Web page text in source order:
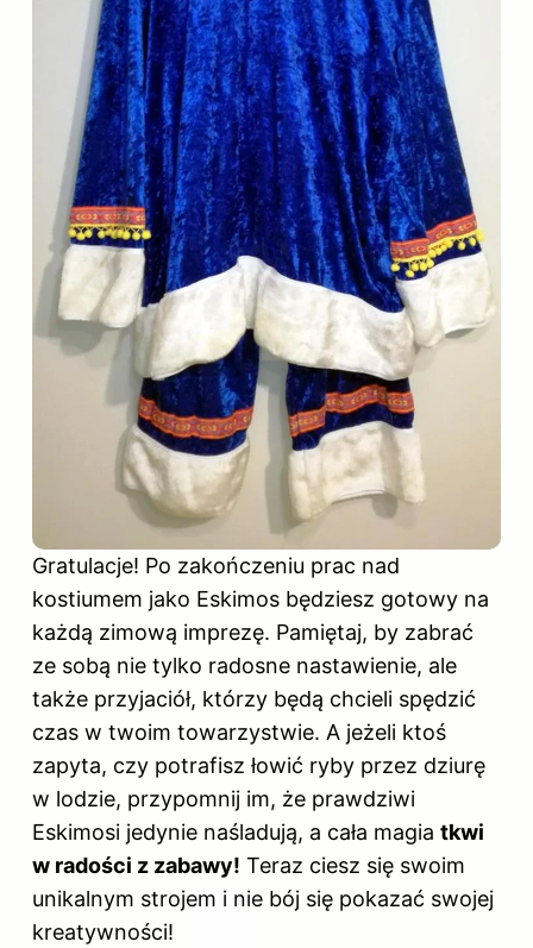
Gratulacje! Po zakończeniu prac nad
kostiumem jako Eskimos będziesz gotowy na
każdą zimową imprezę. Pamiętaj, by zabrać
ze sobą nie tylko radosne nastawienie, ale
także przyjaciół, którzy będą chcieli spędzić
czas w twoim towarzystwie. A jeżeli ktoś
zapyta, czy potrafisz łowić ryby przez dziurę
w lodzie, przypomnij im, że prawdziwi
Eskimosi jedynie naśladują, a cała magia tkwi
w radości z zabawy! Teraz ciesz się swoim
unikalnym strojem i nie bój się pokazać swojej
kreatywności!